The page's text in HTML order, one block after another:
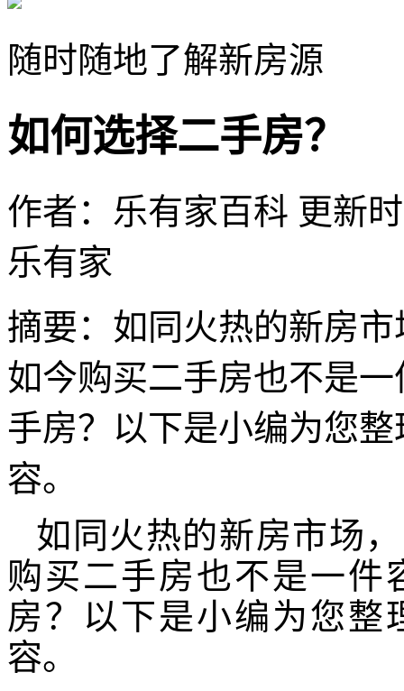
随时随地了解新房源
如何选择二手房？
作者：乐有家百科 更新
乐有家
摘要： 如同火热的新房
如今购买二手房也不是
手房？以下是小编为您
容。
如同火热的新房市场
购买二手房也不是一件
房？以下是小编为您整
容。